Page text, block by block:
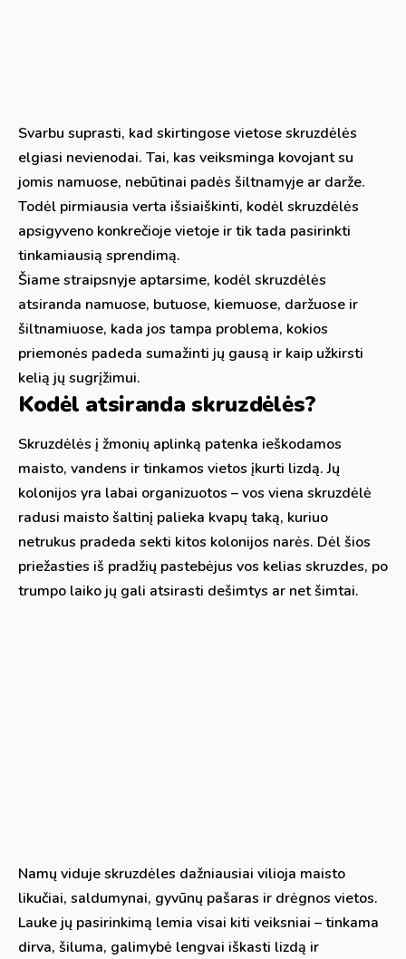
Svarbu suprasti, kad skirtingose vietose skruzdėlės
elgiasi nevienodai. Tai, kas veiksminga kovojant su
jomis namuose, nebūtinai padės šiltnamyje ar darže.
Todėl pirmiausia verta išsiaiškinti, kodėl skruzdėlės
apsigyveno konkrečioje vietoje ir tik tada pasirinkti
tinkamiausią sprendimą.
Šiame straipsnyje aptarsime, kodėl skruzdėlės
atsiranda namuose, butuose, kiemuose, daržuose ir
šiltnamiuose, kada jos tampa problema, kokios
priemonės padeda sumažinti jų gausą ir kaip užkirsti
kelią jų sugrįžimui.
Kodėl atsiranda skruzdėlės?
Skruzdėlės į žmonių aplinką patenka ieškodamos
maisto, vandens ir tinkamos vietos įkurti lizdą. Jų
kolonijos yra labai organizuotos – vos viena skruzdėlė
radusi maisto šaltinį palieka kvapų taką, kuriuo
netrukus pradeda sekti kitos kolonijos narės. Dėl šios
priežasties iš pradžių pastebėjus vos kelias skruzdes, po
trumpo laiko jų gali atsirasti dešimtys ar net šimtai.
Namų viduje skruzdėles dažniausiai vilioja maisto
likučiai, saldumynai, gyvūnų pašaras ir drėgnos vietos.
Lauke jų pasirinkimą lemia visai kiti veiksniai – tinkama
dirva, šiluma, galimybė lengvai iškasti lizdą ir